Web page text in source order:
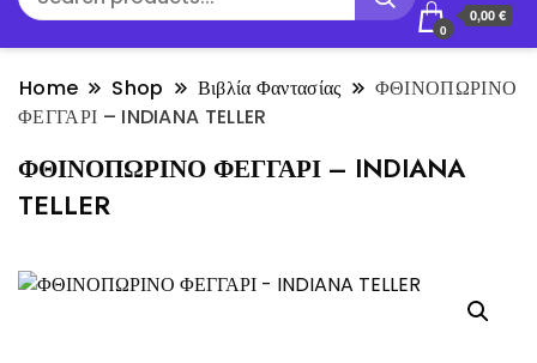
0
0,00 €
Home Shop Βιβλία Φαντασίας
ΦΘΙΝΟΠΩΡΙΝΟ
ΦΕΓΓΑΡΙ – INDIANA TELLER
ΦΘΙΝΟΠΩΡΙΝΟ ΦΕΓΓΑΡΙ – INDIANA
TELLER